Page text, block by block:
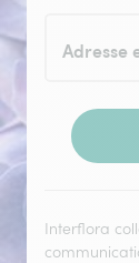
Adresse
Interflora